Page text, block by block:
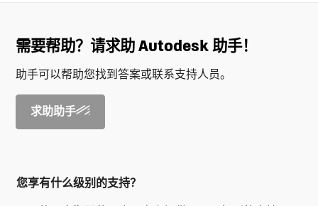
需要帮助？请求助 Autodesk 助手！
助手可以帮助您找到答案或联系支持人员。
求助助手
您享有什么级别的支持？